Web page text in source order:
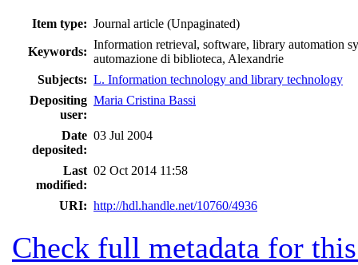
Item type: Journal article (Unpaginated)
Keywords:
Information retrieval, software, library automation
automazione di biblioteca, Alexandrie
Subjects: L. Information technology and library technology
Depositing
user:
Maria Cristina Bassi
Date
deposited:
03 Jul 2004
Last
modified:
02 Oct 2014 11:58
URI: http://hdl.handle.net/10760/4936
Check full metadata for